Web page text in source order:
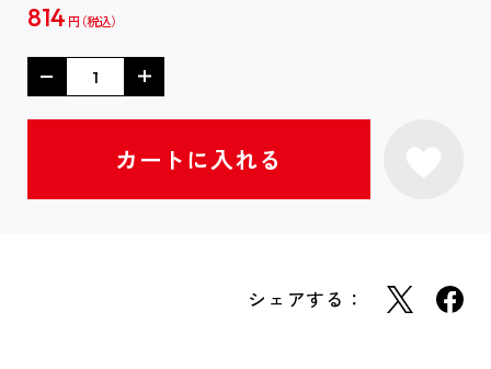
814 円
シェアする：